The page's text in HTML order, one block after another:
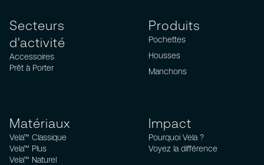
Secteurs
d'activité
Accessoires
Prêt à Porter
Produits
Pochettes
Housses
Manchons
Matériaux
Vela™ Classique
Vela™ Plus
Vela™ Naturel
Impact
Pourquoi Vela ?
Voyez la différence